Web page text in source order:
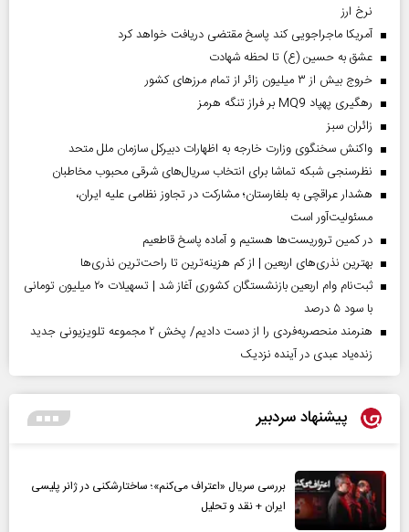
نرخ ارز
آمریکا ماجراجویی کند پاسخ مقتضی دریافت خواهد کرد
عشق به حسین (ع) تا لحظه شهادت
خروج بیش از ۳ میلیون زائر از تمام مرز‌های کشور
رهگیری پهپاد MQ9 بر فراز تنگه هرمز
‌زائران سبز
واکنش سخنگوی وزارت خارجه به اظهارات دبیرکل سازمان ملل متحد
نظرسنجی شبکه تماشا برای انتخاب سریال‌های شرقی محبوب مخاطبان
هشدار عراقچی به بلغارستان؛ مشارکت در تجاوز نظامی علیه ایران،
مسئولیت‌آور است
در کمین تروریست‌ها هستیم و آماده پاسخ قاطعیم
بهترین نذری‌های اربعین | از کم هزینه‌ترین تا راحت‌ترین نذری‌ها
ثبت‌نام وام اربعین بازنشستگان کشوری آغاز شد | تسهیلات ۲۰ میلیون تومانی
با سود ۵ درصد
هنرمند منحصر‌به‌فردی را از دست دادیم/ پخش ۲ مجموعه تلویزیونی جدید
زنده‌یاد عبدی در آینده نزدیک
پیشنهاد سردبیر
بررسی سریال «اعتراف می‌کنم»؛ ساختارشکنی در ژانر پلیسی
ایران + نقد و تحلیل